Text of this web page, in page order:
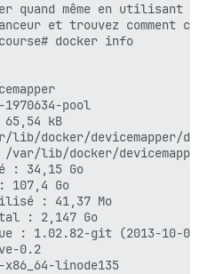
quand même en
et trouvez comment
docker info
pool
kB
docker/devicemapper/
var/lib/docker/
: 34,15 Go
107,4 Go
: 41,37 Mo
: 2,147 Go
: 1.02.82-git (2013-10-
0.2
linode135